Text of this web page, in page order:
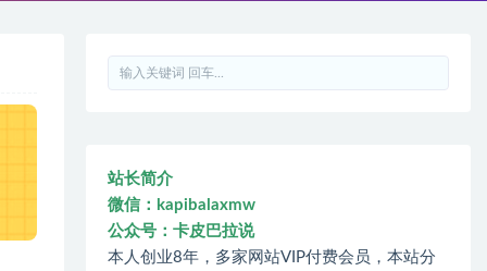
站长简介
微信：kapibalaxmw
公众号：卡皮巴拉说
本人创业8年，多家网站VIP付费会员，本站分